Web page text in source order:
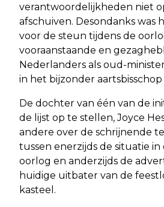
verantwoordelijkheden niet
afschuiven. Desondanks was
voor de steun tijdens de
vooraanstaande en
Nederlanders als oud-
in het bijzonder aartsbisschop
De dochter van één van de
de lijst op te stellen, Joyce
andere over de schrijnende
tussen enerzijds de situatie in
oorlog en anderzijds de
huidige uitbater van de
kasteel.